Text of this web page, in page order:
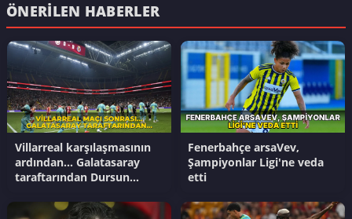
ÖNERILEN HABERLER
Villarreal karşılaşmasının
ardından... Galatasaray
taraftarından Dursun
Fenerbahçe arsaVev,
Şampiyonlar Ligi'ne veda
etti